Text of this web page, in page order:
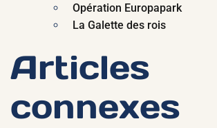
Opération Europapark
La Galette des rois
Articles
connexes